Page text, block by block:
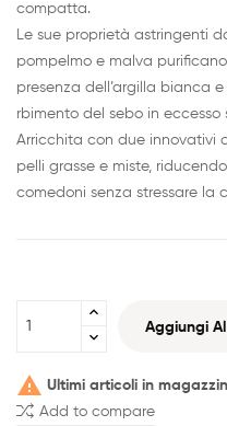
compatta.
Le sue proprietà astringenti
pompelmo e malva
presenza dell’argilla bianca
rbimento del sebo in
Arricchita con due innovativi
pelli grasse e miste,
comedoni senza stressare la
Aggiungi
 Ultimi articoli in
Add to compare